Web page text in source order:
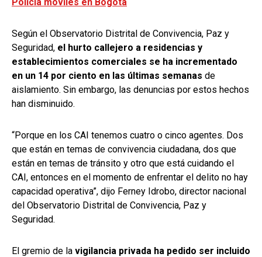
Según el Observatorio Distrital de Convivencia, Paz y
Seguridad, el hurto callejero a residencias y
establecimientos comerciales se ha incrementado
en un 14 por ciento en las últimas semanas de
aislamiento. Sin embargo, las denuncias por estos hechos
han disminuido.
“Porque en los CAI tenemos cuatro o cinco agentes. Dos
que están en temas de convivencia ciudadana, dos que
están en temas de tránsito y otro que está cuidando el
CAI, entonces en el momento de enfrentar el delito no hay
capacidad operativa”, dijo Ferney Idrobo, director nacional
del Observatorio Distrital de Convivencia, Paz y
Seguridad.
El gremio de la vigilancia privada ha pedido ser incluido